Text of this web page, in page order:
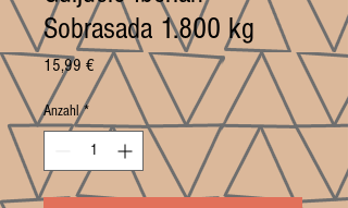
Sobrasada 1.800 kg
15,99 €Preis
Anzahl *